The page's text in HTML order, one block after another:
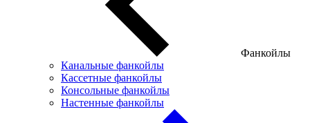
Фанкойлы
Канальные фанкойлы
Кассетные фанкойлы
Консольные фанкойлы
Настенные фанкойлы